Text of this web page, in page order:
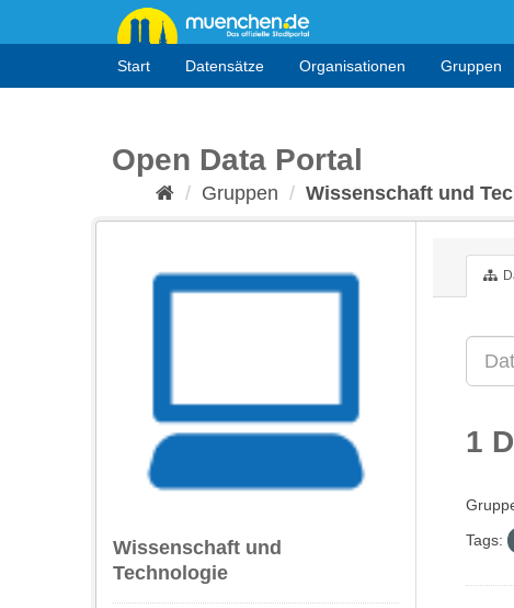
Start Datensätze Organisationen Gruppen
Open Data Portal
Gruppen Wissenschaft und
Wissenschaft und
Technologie
1
Tags: